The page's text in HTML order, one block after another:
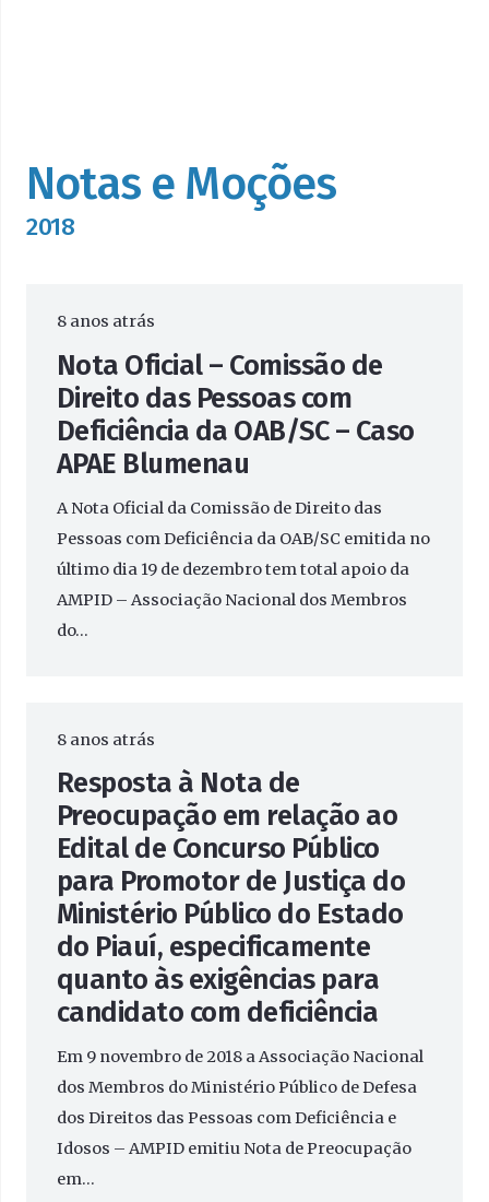
Notas e Moções
2018
8 anos atrás
Nota Oficial – Comissão de
Direito das Pessoas com
Deficiência da OAB/SC – Caso
APAE Blumenau
A Nota Oficial da Comissão de Direito das
Pessoas com Deficiência da OAB/SC emitida no
último dia 19 de dezembro tem total apoio da
AMPID – Associação Nacional dos Membros
do…
8 anos atrás
Resposta à Nota de
Preocupação em relação ao
Edital de Concurso Público
para Promotor de Justiça do
Ministério Público do Estado
do Piauí, especificamente
quanto às exigências para
candidato com deficiência
Em 9 novembro de 2018 a Associação Nacional
dos Membros do Ministério Público de Defesa
dos Direitos das Pessoas com Deficiência e
Idosos – AMPID emitiu Nota de Preocupação
em…